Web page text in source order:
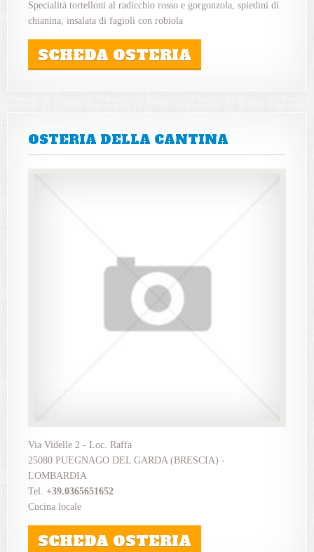
Specialità tortelloni al radicchio rosso e gorgonzola, spiedini di
chianina, insalata di fagioli con robiola
SCHEDA OSTERIA
OSTERIA DELLA CANTINA
Via Videlle 2 - Loc. Raffa
25080 PUEGNAGO DEL GARDA (BRESCIA) -
LOMBARDIA
Tel. +39.0365651652
Cucina locale
SCHEDA OSTERIA